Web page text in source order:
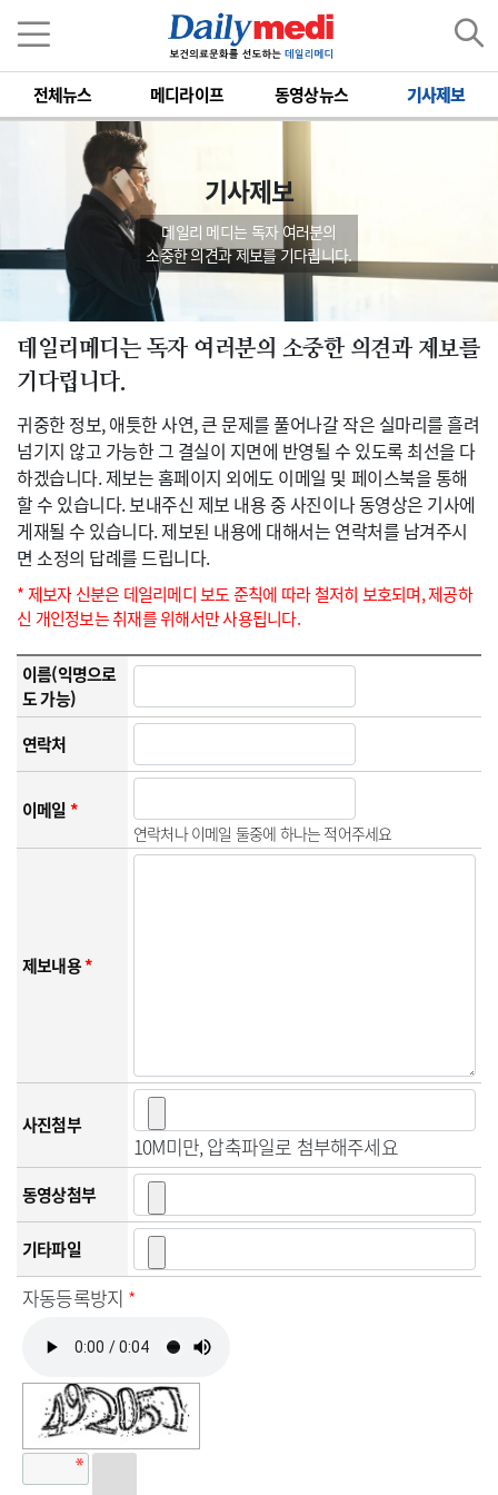
전체뉴스 메디라이프 동영상뉴스 기사제보
기사제보
데일리 메디는 독자 여러분의
소중한 의견과 제보를 기다립니다.
데일리메디는 독자 여러분의 소중한 의견과 제보를
기다립니다.
귀중한 정보, 애틋한 사연, 큰 문제를 풀어나갈 작은 실마리를 흘려
넘기지 않고 가능한 그 결실이 지면에 반영될 수 있도록 최선을 다
하겠습니다. 제보는 홈페이지 외에도 이메일 및 페이스북을 통해
할 수 있습니다. 보내주신 제보 내용 중 사진이나 동영상은 기사에
게재될 수 있습니다. 제보된 내용에 대해서는 연락처를 남겨주시
면 소정의 답례를 드립니다.
* 제보자 신분은 데일리메디 보도 준칙에 따라 철저히 보호되며, 제공하
신 개인정보는 취재를 위해서만 사용됩니다.
이름(익명으로
도 가능)
연락처
이메일*
연락처나 이메일 둘중에 하나는 적어주세요
제보내용*
사진첨부
10M미만, 압축파일로 첨부해주세요
동영상첨부
기타파일
자동등록방지 *